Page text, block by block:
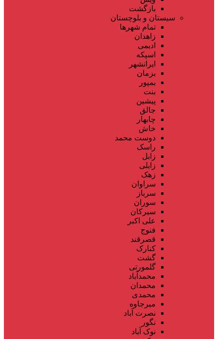
بازگشت
سیستان و بلوچستان
تمام شهر‌ها
زاهدان
ادیمی
اسپکه
ایرانشهر
بزمان
بمپور
بنت
پیشین
جالق
چابهار
خاش
دوست محمد
راسک
زابل
زابلی
زهک
سراوان
سرباز
سوران
سیرکان
علی اکبر
فنوج
قصرقند
کنارک
گشت
گلمورتی
محمدآباد
محمدان
محمدی
میرجاوه
نصرت آباد
نگور
نوک آباد